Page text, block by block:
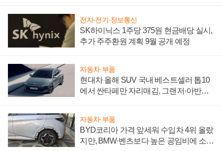
전자·전기·정보통신
SK하이닉스 1주당 375원 현금배당 실시,
추가 주주환원 계획 9월 공개 예정
자동차·부품
현대차 올해 SUV 국내 베스트셀러 톱10
에서 싼타페만 자리매김, 그랜저·아반떼
자동차·부품
BYD코리아 가격 앞세워 수입차 4위 올랐
지만, BMW·벤츠보다 높은 공임비에 소비